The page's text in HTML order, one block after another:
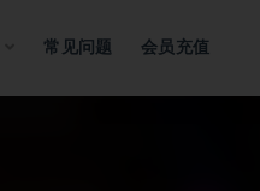
常见问题 会员充值